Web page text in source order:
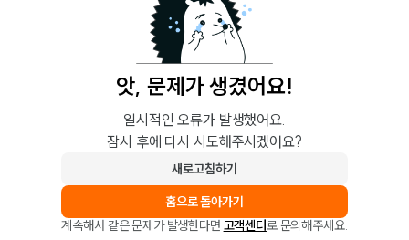
앗, 문제가 생겼어요!
일시적인 오류가 발생했어요.
잠시 후에 다시 시도해주시겠어요?
새로고침하기
홈으로 돌아가기
계속해서 같은 문제가 발생한다면 고객센터로 문의해주세요.